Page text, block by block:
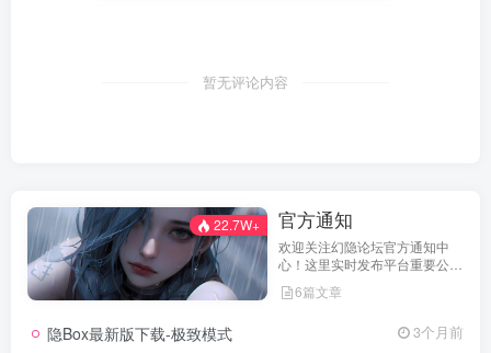
暂无评论内容
22.7W+ 官方通知
欢迎关注幻隐论坛官方通知中
心！这里实时发布平台重要公
提醒及用户权益说明，确保每位
们坚持公开透明，通过权威通知
6篇文章
隐Box最新版下载-极致模式 3个月前